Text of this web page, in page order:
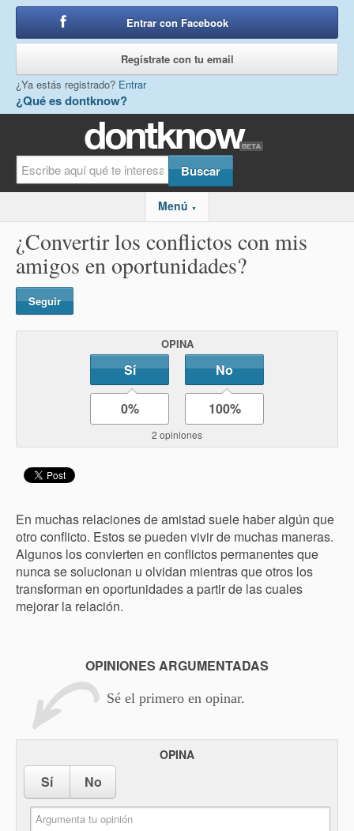
¿Qué es dontknow?
Entrar con Facebook
Regístrate con tu email
¿Ya estás registrado? Entrar
Menú ▼
¿Convertir los conflictos con mis
amigos en oportunidades?
Seguir
OPINA
Sí No
0% 100%
2 opiniones
En muchas relaciones de amistad suele haber algún que
otro conflicto. Estos se pueden vivir de muchas maneras.
Algunos los convierten en conflictos permanentes que
nunca se solucionan u olvidan mientras que otros los
transforman en oportunidades a partir de las cuales
mejorar la relación.
OPINIONES ARGUMENTADAS
Sé el primero en opinar.
OPINA
Sí No